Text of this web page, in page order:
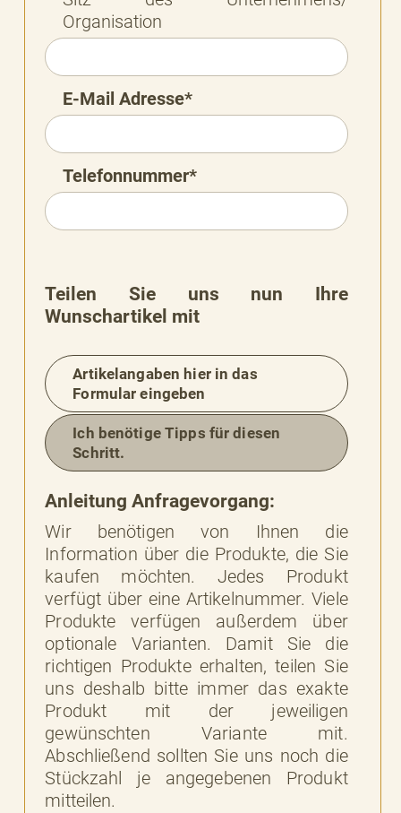
Organisation
E-Mail Adresse*
Telefonnummer*
Teilen Sie uns nun Ihre
Wunschartikel mit
Artikelangaben hier in das
Formular eingeben
Ich benötige Tipps für diesen
Schritt.
Anleitung Anfragevorgang:
Wir benötigen von Ihnen die
Information über die Produkte, die Sie
kaufen möchten. Jedes Produkt
verfügt über eine Artikelnummer. Viele
Produkte verfügen außerdem über
optionale Varianten. Damit Sie die
richtigen Produkte erhalten, teilen Sie
uns deshalb bitte immer das exakte
Produkt mit der jeweiligen
gewünschten Variante mit.
Abschließend sollten Sie uns noch die
Stückzahl je angegebenen Produkt
mitteilen.